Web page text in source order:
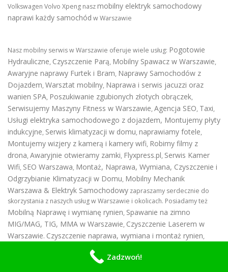
Volkswagen Volvo Xpeng naszmobilny elektryk samochodowy
naprawi każdy samochód w Warszawie
Nasz mobilny serwis w Warszawie oferuje wiele usług: Pogotowie
Hydrauliczne, Czyszczenie Parą, Mobilny Spawacz w Warszawie,
Awaryjne naprawy Furtek i Bram, Naprawy Samochodów z
Dojazdem, Warsztat mobilny, Naprawa i serwis jacuzzi oraz
wanien SPA, Poszukiwanie zgubionych złotych obrączek,
Serwisujemy Maszyny Fitness w Warszawie, Agencja SEO, Taxi,
Usługi elektryka samochodowego z dojazdem, Montujemy płyty
indukcyjne, Serwis klimatyzacji w domu, naprawiamy fotele,
Montujemy wizjery z kamerą i kamery wifi, Robimy filmy z
drona, Awaryjnie otwieramy zamki, Flyxpress.pl, Serwis Kamer
Wifi, SEO Warszawa, Montaż, Naprawa, Wymiana, Czyszczenie i
Odgrzybianie Klimatyzacji w Domu, Mobilny Mechanik
Warszawa & Elektryk Samochodowy zapraszamy serdecznie do
skorzystania z naszych usług w Warszawie i okolicach. Posiadamy też
Mobilną Naprawę i wymianę rynien, Spawanie na zimno
MIG/MAG, TIG, MMA w Warszawie, Czyszczenie Laserem w
Warszawie. Czyszczenie naprawa, wymiana i montaż rynien,
Ogrodnik Warszawa,Spawacz z Dojazdem
Zadzwoń!